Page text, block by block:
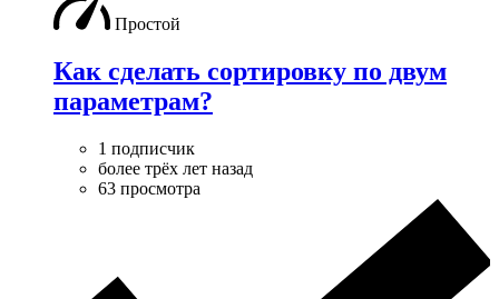
Простой
Как сделать сортировку по двум
параметрам?
1 подписчик
более трёх лет назад
63 просмотра